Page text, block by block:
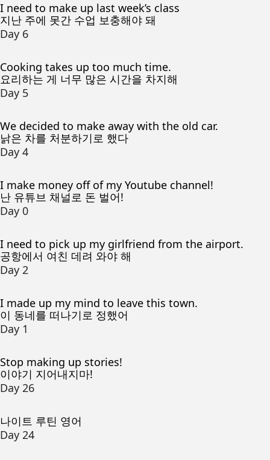
I need to make up last week’s class
지난 주에 못간 수업 보충해야 돼
Day 6
Cooking takes up too much time.
요리하는 게 너무 많은 시간을 차지해
Day 5
We decided to make away with the old car.
낡은 차를 처분하기로 했다
Day 4
I make money off of my Youtube channel!
난 유튜브 채널로 돈 벌어!
Day 0
I need to pick up my girlfriend from the airport.
공항에서 여친 데려 와야 해
Day 2
I made up my mind to leave this town.
이 동네를 떠나기로 정했어
Day 1
Stop making up stories!
이야기 지어내지마!
Day 26
나이트 루틴 영어
Day 24